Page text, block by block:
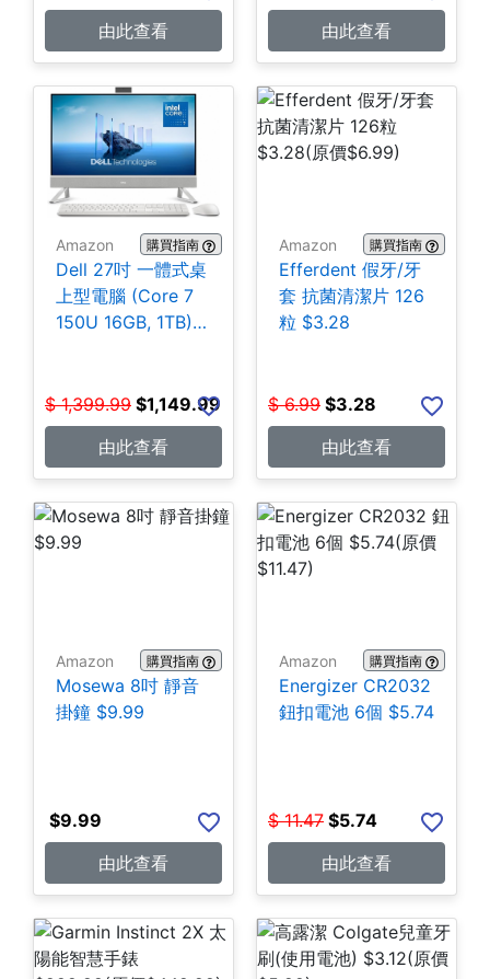
由此查看
由此查看
Amazon 購買指南
Dell 27吋 一體式桌
上型電腦 (Core 7
150U 16GB, 1TB)
$ 1,399.99 $1,149.99
由此查看
Amazon 購買指南
Efferdent 假牙/牙
套 抗菌清潔片 126
粒 $3.28
$ 6.99 $3.28
由此查看
Amazon 購買指南
Mosewa 8吋 靜音
掛鐘 $9.99
$9.99
由此查看
Amazon 購買指南
Energizer CR2032
鈕扣電池 6個 $5.74
$ 11.47 $5.74
由此查看